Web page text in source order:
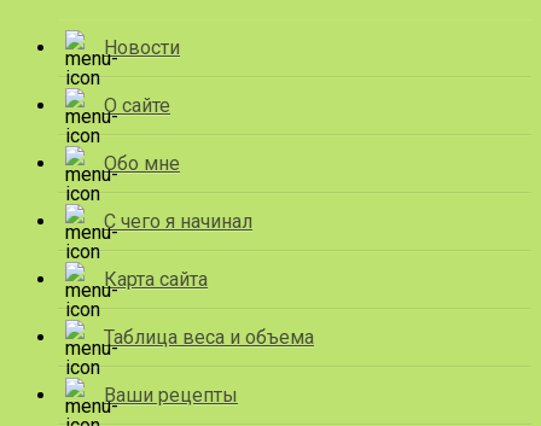
Новости
О сайте
Обо мне
С чего я начинал
Карта сайта
Таблица веса и объема
Ваши рецепты